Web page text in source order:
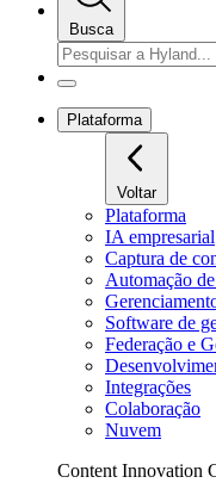
Busca
Plataforma
Voltar
Plataforma
IA empresarial
Captura de
Automação
Software de
Federação e
Integrações
Colaboração
Nuvem
Content Innovation